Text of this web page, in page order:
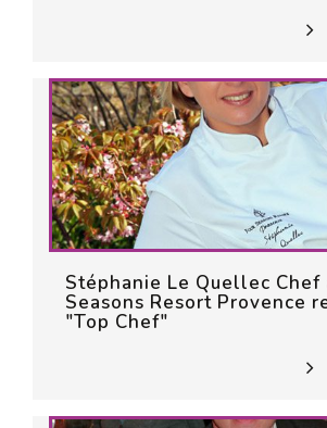
Stéphanie Le Quellec Chef
Seasons Resort Provence
"Top Chef"